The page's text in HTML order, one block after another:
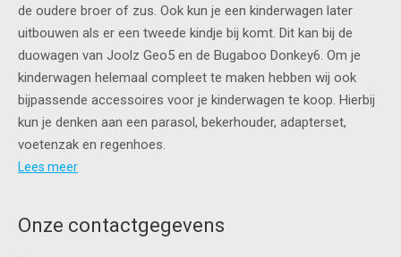
de oudere broer of zus. Ook kun je een kinderwagen later
uitbouwen als er een tweede kindje bij komt. Dit kan bij de
duowagen van Joolz Geo5 en de Bugaboo Donkey6. Om je
kinderwagen helemaal compleet te maken hebben wij ook
bijpassende accessoires voor je kinderwagen te koop. Hierbij
kun je denken aan een parasol, bekerhouder, adapterset,
voetenzak en regenhoes.
Lees meer
Onze contactgegevens